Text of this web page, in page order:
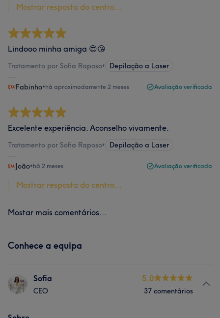
Mostrar resposta do centro...
Lindooo minha amiga 😍😘
Tratamento por Sofia Raposo• Depilação a Laser
Fabinho•há aproximadamente 2 meses Avaliação verificada
Excelente experiência. Aconselho vivamente.
Tratamento por Sofia Raposo• Depilação a Laser
João•há 2 meses Avaliação verificada
Mostrar resposta do centro...
Mostar mais comentários...
Conhece a equipa
Sofia
CEO
5.0
37 comentários